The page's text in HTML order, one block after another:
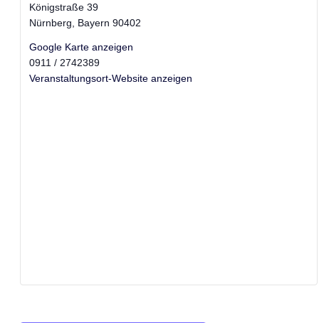
Königstraße 39
Nürnberg
Bayern 90402
Google Karte anzeigen
0911 / 2742389
Veranstaltungsort-Website anzeigen